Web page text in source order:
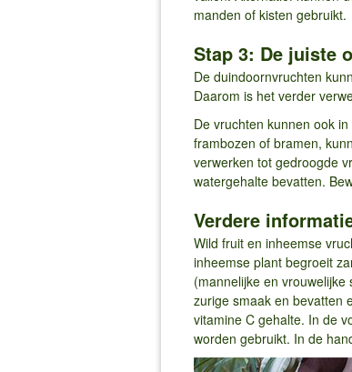
manden of kisten gebruikt.
Stap 3: De juiste
De duindoornvruchten
Daarom is het verder
De vruchten kunnen ook
frambozen of bramen,
verwerken tot gedroogde
watergehalte bevatten.
Verdere
Wild fruit en inheemse
inheemse plant begroeit
(mannelijke en
zurige smaak en bevatten
vitamine C gehalte. In de
worden gebruikt. In de